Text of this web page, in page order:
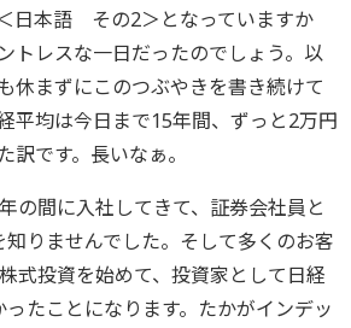
日本語 その2＞となっていますか
トレスな一日だったのでしょう。以
休まずにこのつぶやきを書き続けて
平均は今日まで15年間、ずっと2万円
です。長いなぁ。
の間に入社してきて、証券会社員と
りませんでした。そして多くのお客
式投資を始めて、投資家として日経
たことになります。たかがインデッ